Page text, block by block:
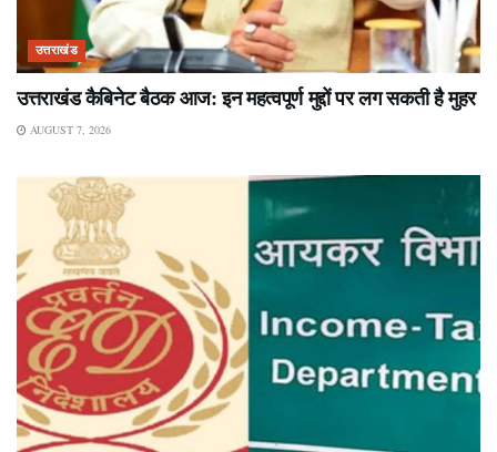
उत्तराखंड
उत्तराखंड कैबिनेट बैठक आज: इन महत्वपूर्ण मुद्दों पर लग सकती है मुहर
AUGUST 7, 2026